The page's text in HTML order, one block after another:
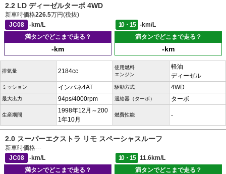
2.2 LD ディーゼルターボ 4WD
新車時価格226.5万円(税抜)
JC08
-km/L 10・15
-km/L
満タンでどこまで走る？
-km
満タンでどこまで走る？
-km
排気量 2184cc
使用燃料
エンジン
軽油
ディーゼル
ミッション インパネ4AT 駆動方式 4WD
最大出力 94ps/4000rpm 過給器（ターボ） ターボ
生産期間
1998年12月～200
1年10月
燃費性能 -
2.0 スーパーエクストラ リモ スペーシャスルーフ
新車時価格---
JC08
-km/L 10・15
11.6km/L
満タンでどこまで走る？
満タンでどこまで走る？